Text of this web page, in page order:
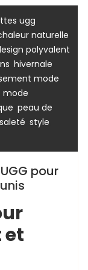
ugg
naturelle
polyvalent
hivernale
mode
mode
peau de
saleté style
pour
et